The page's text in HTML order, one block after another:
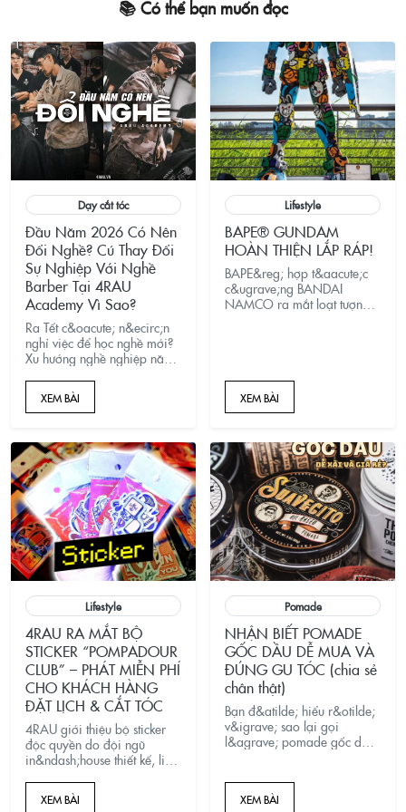
📚 Có thể bạn muốn đọc
Dạy cắt tóc
Đầu Năm 2026 Có Nên
Đổi Nghề? Cú Thay Đổi
Sự Nghiệp Với Nghề
Barber Tại 4RAU
Academy Vì Sao?
Ra Tết c&oacute; n&ecirc;n
nghỉ việc để học nghề mới?
Xu hướng nghề nghiệp năm
(Cắt t&oacute;c nam). Xem
ngay l&yacute; do tại sao
bạn bắt đầu lại.
XEM BÀI
Lifestyle
BAPE® GUNDAM
HOÀN THIỆN LẮP RÁP!
BAPE&reg; hợp t&aacute;c
c&ugrave;ng BANDAI
NAMCO ra mắt loạt tượng
MILO&reg; v&agrave; APEE.
XEM BÀI
Lifestyle
4RAU RA MẮT BỘ
STICKER “POMPADOUR
CLUB” – PHÁT MIỄN PHÍ
CHO KHÁCH HÀNG
ĐẶT LỊCH & CẮT TÓC
4RAU giới thiệu bộ sticker
độc quyền do đội ngũ
in&ndash;house thiết kế, linh
nam m&aacute;i t&oacute;c
pompadour &ndash; biểu
XEM BÀI
Pomade
NHẬN BIẾT POMADE
GỐC DẦU DỄ MUA VÀ
ĐÚNG GU TÓC (chia sẻ
chân thật)
Bạn đ&atilde; hiểu r&otilde;
v&igrave; sao lại gọi
l&agrave; pomade gốc dầu?
g&igrave;? B&agrave;i viết
dưới đ&acirc;y sẽ
XEM BÀI